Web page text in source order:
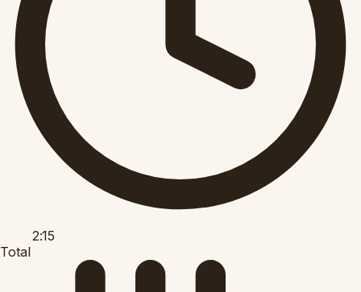
2:15
Total